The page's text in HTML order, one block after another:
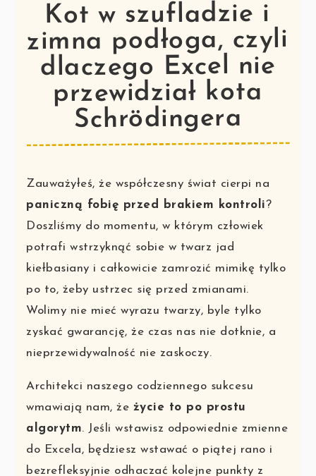
Kot w szufladzie i
zimna podłoga, czyli
dlaczego Excel nie
przewidział kota
Schrödingera
Zauważyłeś, że współczesny świat cierpi na
paniczną fobię przed brakiem kontroli?
Doszliśmy do momentu, w którym człowiek
potrafi wstrzyknąć sobie w twarz jad
kiełbasiany i całkowicie zamrozić mimikę tylko
po to, żeby ustrzec się przed zmianami.
Wolimy nie mieć wyrazu twarzy, byle tylko
zyskać gwarancję, że czas nas nie dotknie, a
nieprzewidywalność nie zaskoczy.
Architekci naszego codziennego sukcesu
wmawiają nam, że życie to po prostu
algorytm. Jeśli wstawisz odpowiednie zmienne
do Excela, będziesz wstawać o piątej rano i
bezrefleksyjnie odhaczać kolejne punkty z